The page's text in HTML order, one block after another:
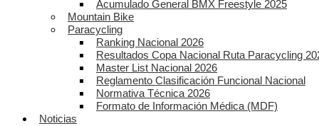
Acumulado General BMX Freestyle 2025
Mountain Bike
Paracycling
Ranking Nacional 2026
Resultados Copa Nacional Ruta Paracycling
Master List Nacional 2026
Reglamento Clasificación Funcional Nacional
Normativa Técnica 2026
Formato de Información Médica (MDF)
Noticias